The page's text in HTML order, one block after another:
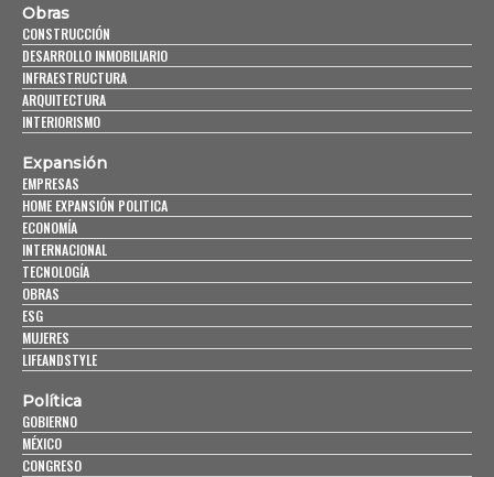
Obras
CONSTRUCCIÓN
DESARROLLO INMOBILIARIO
INFRAESTRUCTURA
ARQUITECTURA
INTERIORISMO
Expansión
EMPRESAS
HOME EXPANSIÓN POLITICA
ECONOMÍA
INTERNACIONAL
TECNOLOGÍA
OBRAS
ESG
MUJERES
LIFEANDSTYLE
Política
GOBIERNO
MÉXICO
CONGRESO